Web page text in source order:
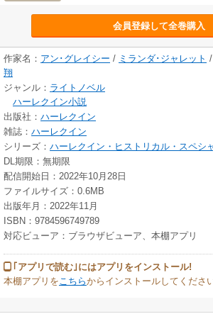
会員登録して全巻購入
作家名： アン･グレイシー / ミランダ･ジャレット /
翔
ジャンル： ライトノベル
ハーレクイン小説
出版社： ハーレクイン
雑誌： ハーレクイン
シリーズ： ハーレクイン・ヒストリカル・スペシ
DL期限：無期限
配信開始日：2022年10月28日
ファイルサイズ：0.6MB
出版年月：2022年11月
ISBN：9784596749789
対応ビューア：ブラウザビューア、本棚アプリ
｢アプリで読む｣にはアプリをインストール!
本棚アプリを こちらからインストールしてくださ